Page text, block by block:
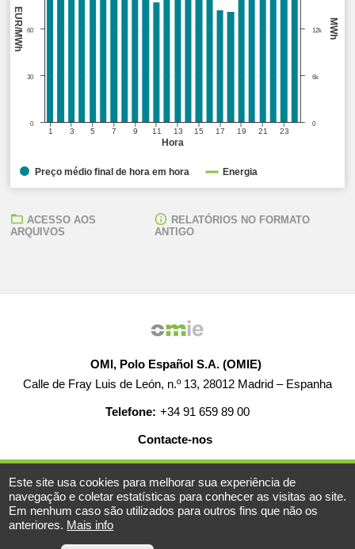
Hora
MWh
EUR/MWh
1 3 5 7 9 11 13 15 17 19 21 23
0
6k
12k
0
30
60
Preço médio final de hora em hora Energia
ACESSO AOS
ARQUIVOS
RELATÓRIOS NO FORMATO
ANTIGO
OMI, Polo Español S.A. (OMIE)
Calle de Fray Luis de León, n.º 13, 28012 Madrid – Espanha
Telefone: +34 91 659 89 00
Contacte-nos
© 2019-2026 - Todos os direitos reservados
AJUDA EMPREGO MAPA WEB AVISO LEGAL
Este site usa cookies para melhorar sua experiência de
navegação e coletar estatísticas para conhecer as visitas ao site.
Em nenhum caso são utilizados para outros fins que não os
anteriores. Mais info